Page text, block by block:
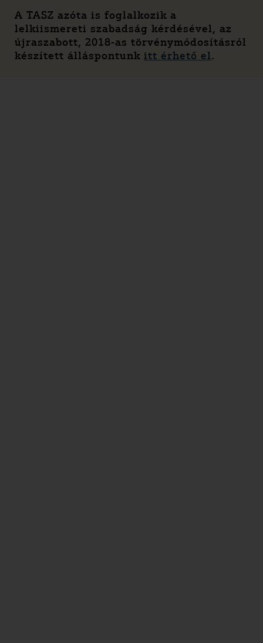
A TASZ azóta is foglalkozik a
lelkiismereti szabadság kérdésével, az
újraszabott, 2018-as törvénymódosításról
készített álláspontunk itt érhető el.